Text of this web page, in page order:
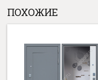
ПОХОЖИЕ